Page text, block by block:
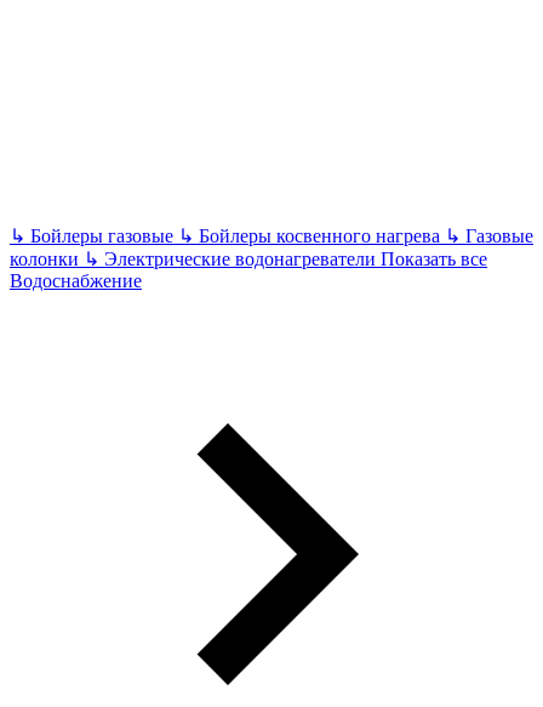
↳ Бойлеры газовые ↳ Бойлеры косвенного нагрева ↳ Газовые
колонки ↳ Электрические водонагреватели Показать все
Водоснабжение